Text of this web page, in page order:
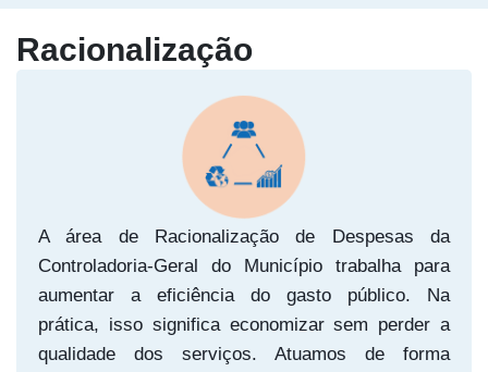
Racionalização
A área de Racionalização de Despesas da
Controladoria-Geral do Município trabalha para
aumentar a eficiência do gasto público. Na
prática, isso significa economizar sem perder a
qualidade dos serviços. Atuamos de forma